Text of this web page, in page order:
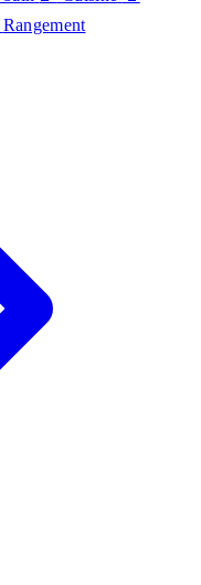
Rangement